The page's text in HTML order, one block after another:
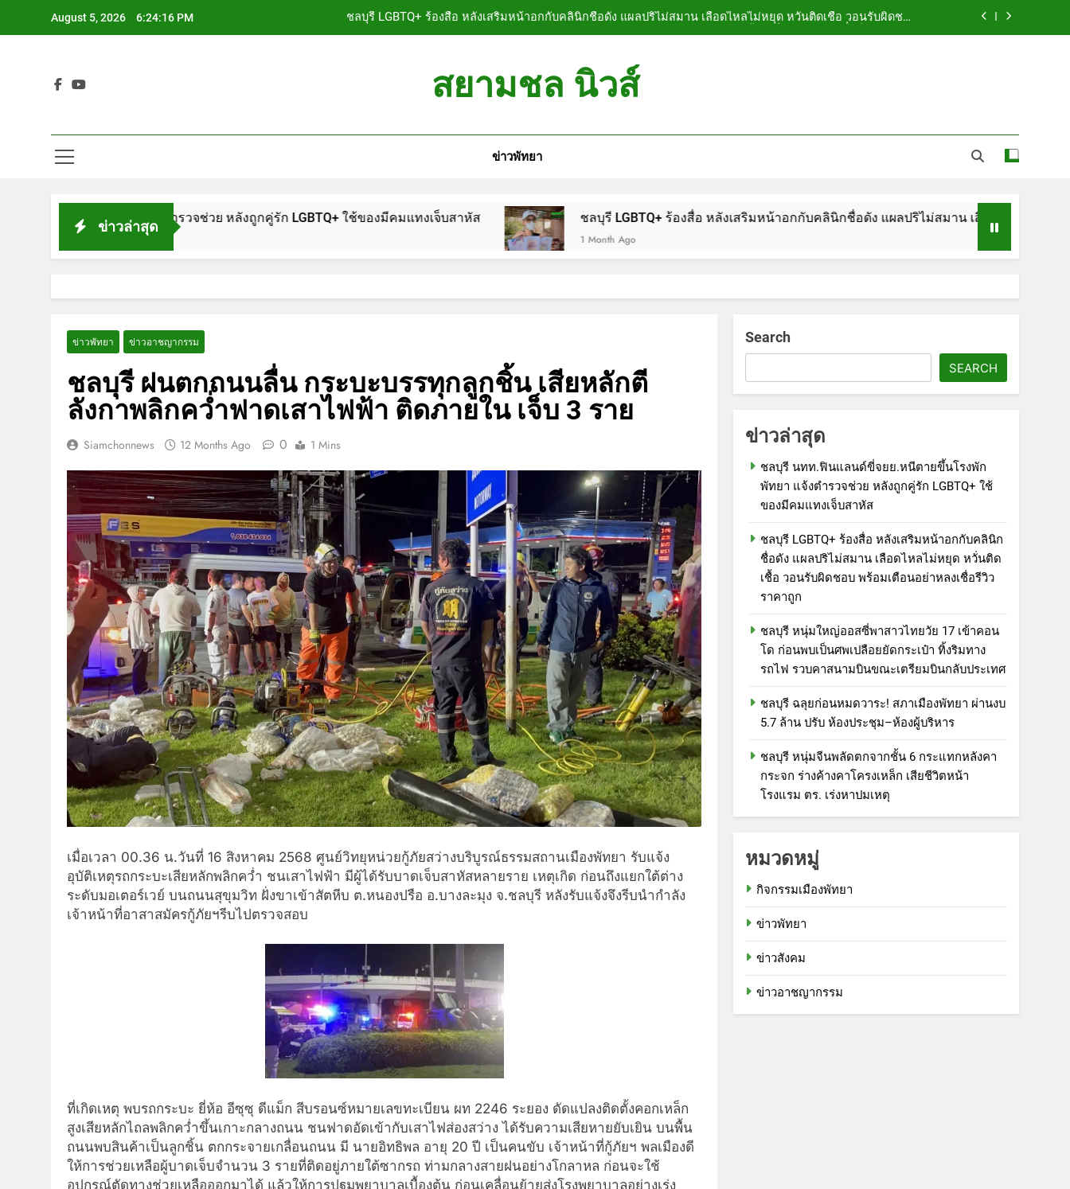
August 5, 2026 6:24:17 PM
ชลบุรี LGBTQ+ ร้องสื่อ หลังเสริมหน้าอกกับคลินิกชื่อดัง แผลปริไม่สมาน เลือดไหลไม่หยุด หวั่นติดเชื้อ วอนรับผิดชอบ
ชลบุรี ฉลุยก่อนหมดวาระ! สภาเมืองพัทยา ผ่านงบ 5.7 ล้าน ปรับ ห้องประชุม–ห้องผู้บริหาร
ชลบุรี LGBTQ+ ร้องสื่อ หลังเสริมหน้าอกกับคลินิกชื่อดัง แผลปริไม่สมาน เลือดไหลไม่หยุด หวั่นติดเชื้อ วอนรับผิดชอบ
ชลบุรี ฉลุยก่อนหมดวาระ! สภาเมืองพัทยา ผ่านงบ 5.7 ล้าน ปรับ ห้องประชุม–ห้องผู้บริหาร
สยามชล นิวส์
ข่าวพัทยา
ข่าวล่าสุด
พักพัทยา แจ้งตำรวจช่วย หลังถูกคู่รัก LGBTQ+ ใช้ของมีคมแทงเจ็บสาหัส ชลบุรี LGBTQ+ ร้องสื่อ หลังเสริมหน้าอกกับคลินิกชื่อดัง แผลปริไม่สมาน เลือดไหลไม่หยุด หวั่นติดเชื้อ
1 Month Ago
ข่าวพัทยา ข่าวอาชญากรรม
ชลบุรี ฝนตกถนนลื่น กระบะบรรทุกลูกชิ้น เสียหลักตี
ลังกาพลิกคว่ำฟาดเสาไฟฟ้า ติดภายใน เจ็บ 3 ราย
Siamchonnews 12 Months Ago 0 1 Mins
เมื่อเวลา 00.36 น.วันที่ 16 สิงหาคม 2568 ศูนย์วิทยุหน่วยกู้ภัยสว่างบริบูรณ์ธรรมสถานเมืองพัทยา รับแจ้ง
อุบัติเหตุรถกระบะเสียหลักพลิกคว่ำ ชนเสาไฟฟ้า มีผู้ได้รับบาดเจ็บสาหัสหลายราย เหตุเกิด ก่อนถึงแยกใต้ต่าง
ระดับมอเตอร์เวย์ บนถนนสุขุมวิท ฝั่งขาเข้าสัตหีบ ต.หนองปรือ อ.บางละมุง จ.ชลบุรี หลังรับแจ้งจึงรีบนำกำลัง
เจ้าหน้าที่อาสาสมัครกู้ภัยฯรีบไปตรวจสอบ
ที่เกิดเหตุ พบรถกระบะ ยี่ห้อ อีซุซุ ดีแม็ก สีบรอนซ์หมายเลขทะเบียน ผท 2246 ระยอง ดัดแปลงติดตั้งคอกเหล็ก
สูงเสียหลักไถลพลิกคว่ำขึ้นเกาะกลางถนน ชนฟาดอัดเข้ากับเสาไฟส่องสว่าง ได้รับความเสียหายยับเยิน บนพื้น
ถนนพบสินค้าเป็นลูกชิ้น ตกกระจายเกลื่อนถนน มี นายอิทธิพล อายุ 20 ปี เป็นคนขับ เจ้าหน้าที่กู้ภัยฯ พลเมืองดี
ให้การช่วยเหลือผู้บาดเจ็บจำนวน 3 รายที่ติดอยู่ภายใต้ซากรถ ท่ามกลางสายฝนอย่างโกลาหล ก่อนจะใช้
อุปกรณ์ตัดทางช่วยเหลือออกมาได้ แล้วให้การปฐมพยาบาลเบื้องต้น ก่อนเคลื่อนย้ายส่งโรงพยาบาลอย่างเร่ง
Search
SEARCH
ข่าวล่าสุด
ชลบุรี นทท.ฟินแลนด์ขี่จยย.หนีตายขึ้นโรงพัก
พัทยา แจ้งตำรวจช่วย หลังถูกคู่รัก LGBTQ+ ใช้
ของมีคมแทงเจ็บสาหัส
ชลบุรี LGBTQ+ ร้องสื่อ หลังเสริมหน้าอกกับคลินิก
ชื่อดัง แผลปริไม่สมาน เลือดไหลไม่หยุด หวั่นติด
เชื้อ วอนรับผิดชอบ พร้อมเตือนอย่าหลงเชื่อรีวิว
ราคาถูก
ชลบุรี หนุ่มใหญ่ออสซี่พาสาวไทยวัย 17 เข้าคอน
โด ก่อนพบเป็นศพเปลือยยัดกระเป๋า ทิ้งริมทาง
รถไฟ รวบคาสนามบินขณะเตรียมบินกลับประเทศ
ชลบุรี ฉลุยก่อนหมดวาระ! สภาเมืองพัทยา ผ่านงบ
5.7 ล้าน ปรับ ห้องประชุม–ห้องผู้บริหาร
ชลบุรี หนุ่มจีนพลัดตกจากชั้น 6 กระแทกหลังคา
กระจก ร่างค้างคาโครงเหล็ก เสียชีวิตหน้า
โรงแรม ตร. เร่งหาปมเหตุ
หมวดหมู่
กิจกรรมเมืองพัทยา
ข่าวพัทยา
ข่าวสังคม
ข่าวอาชญากรรม